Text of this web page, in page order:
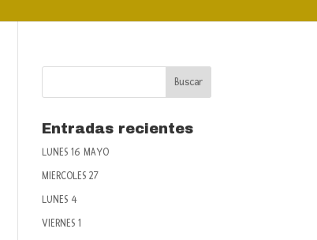
Entradas recientes
LUNES 16 MAYO
MIERCOLES 27
LUNES 4
VIERNES 1